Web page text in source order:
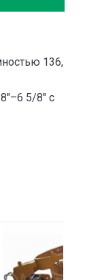
136,
5/8″ с